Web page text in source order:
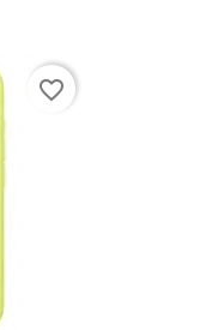
favorite_border